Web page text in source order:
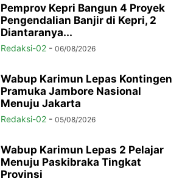
Pemprov Kepri Bangun 4 Proyek
Pengendalian Banjir di Kepri, 2
Diantaranya...
Redaksi-02 - 06/08/2026
Wabup Karimun Lepas Kontingen
Pramuka Jambore Nasional
Menuju Jakarta
Redaksi-02 - 05/08/2026
Wabup Karimun Lepas 2 Pelajar
Menuju Paskibraka Tingkat
Provinsi